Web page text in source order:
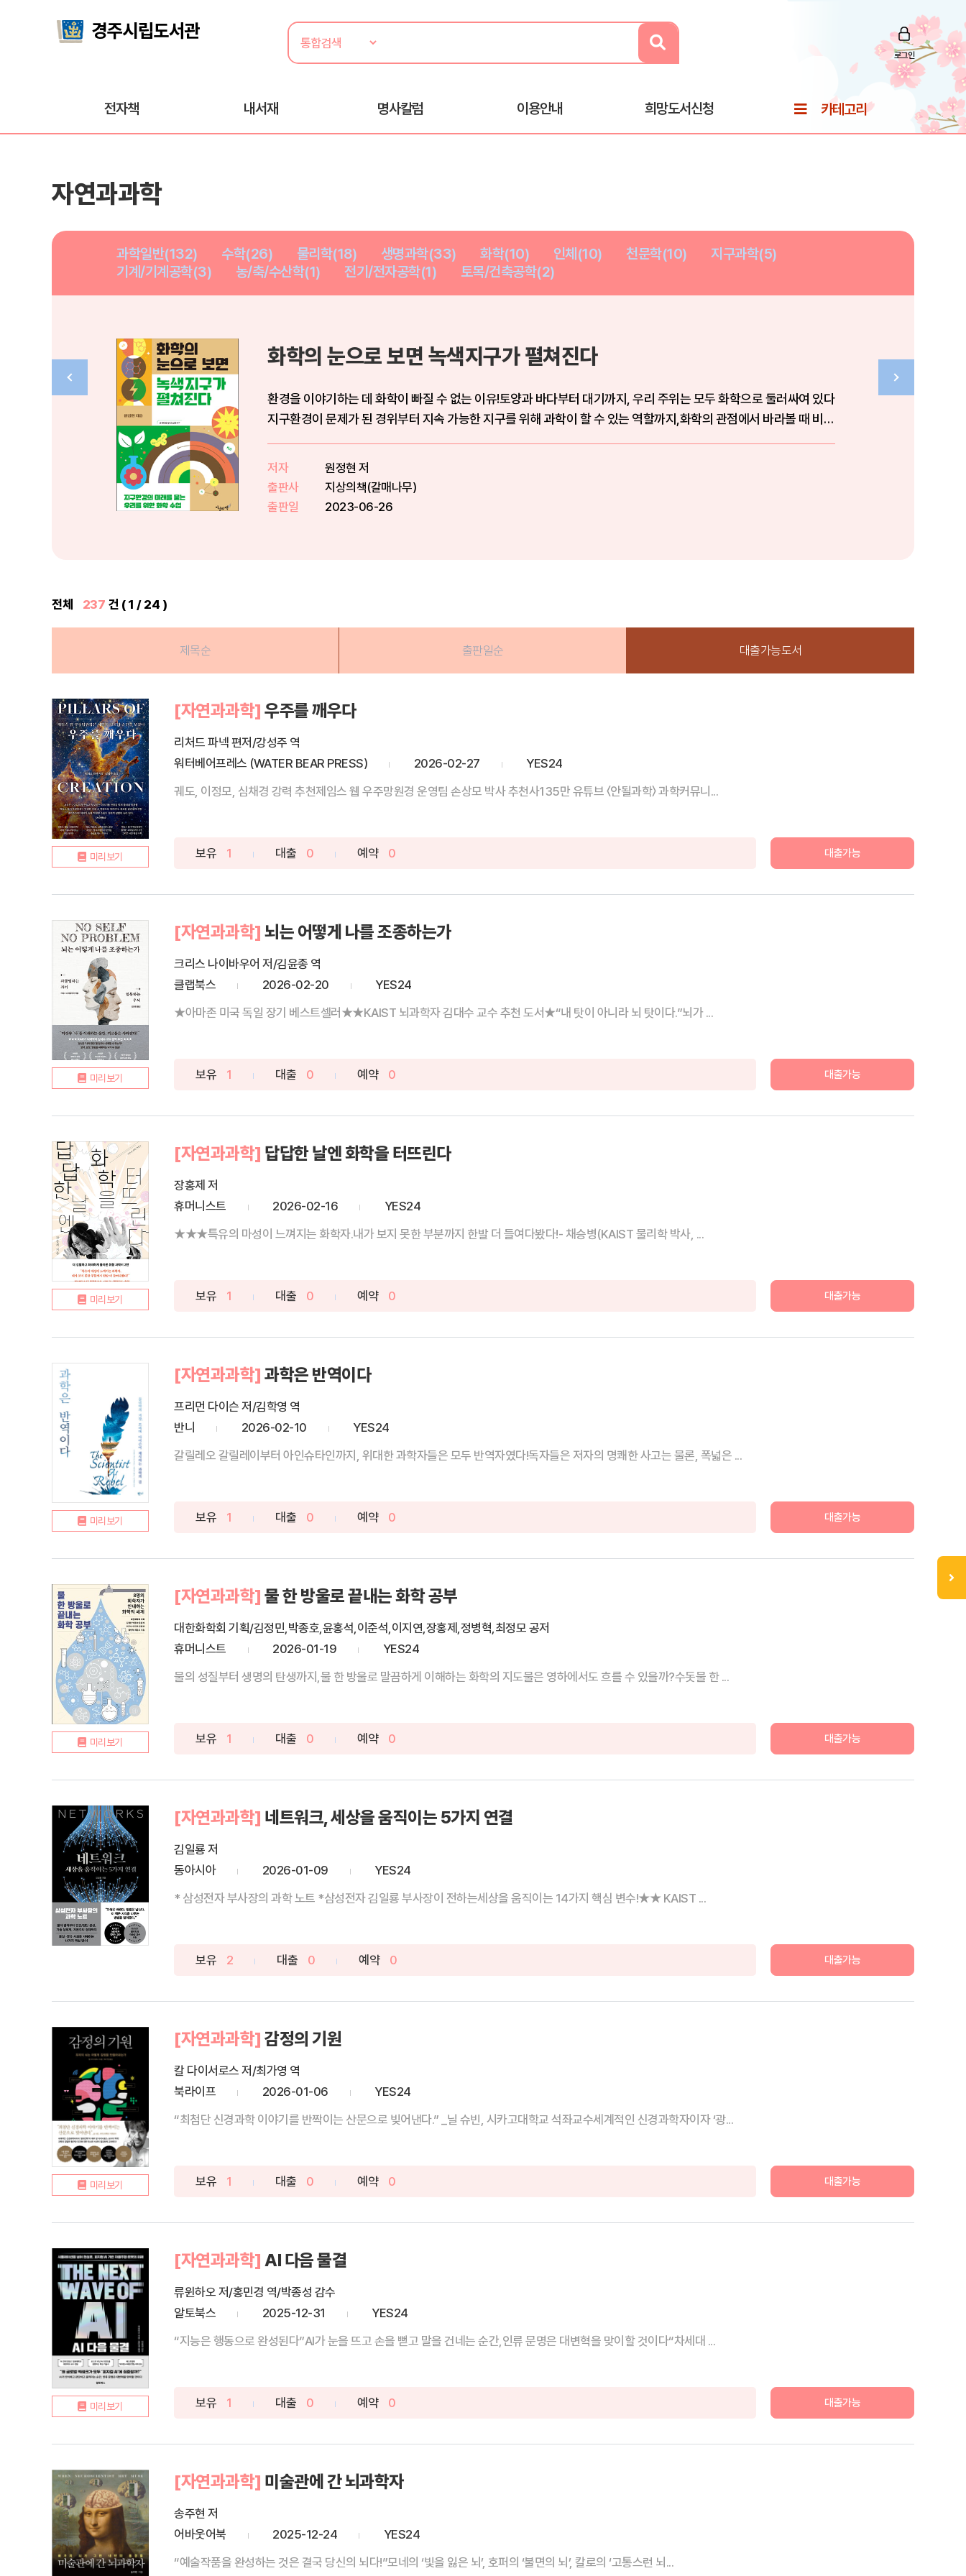
로그인
전자책 내서재 명사칼럼 이용안내 희망도서신청 카테고리
자연과과학
과학일반(132) 수학(26) 물리학(18) 생명과학(33) 화학(10) 인체(10) 천문학(10)
지구과학(5)
기계/기계공학(3)
농/축/수산학(1) 전기/전자공학(1) 토목/건축공학(2)
화학의 눈으로 보면 녹색지구가 펼쳐진다
환경을 이야기하는 데 화학이 빠질 수 없는 이유!토양과 바다부터 대기까지, 우리 주위는 모두 화학으로 둘러싸여 있다
지구환경이 문제가 된 경위부터 지속 가능한 지구를 위해 과학이 할 수 있는 역할까지,화학의 관점에서 바라볼 때 비로
저자
원정현 저
출판사
지상의책(갈매나무)
출판일
2023-06-26
전체 237 건 ( 1 / 24 )
제목순 출판일순 대출가능도서
미리보기
[자연과과학] 우주를 깨우다
리처드 파넥 편저/강성주 역
워터베어프레스 (WATER BEAR PRESS)
2026-02-27
YES24
궤도, 이정모, 심채경 강력 추천제임스 웹 우주망원경 운영팀 손상모 박사 추천사135만 유튜브 〈안될과학〉 과학커뮤니...
보유 1 대출 0 예약 0 대출가능
미리보기
[자연과과학] 뇌는 어떻게 나를 조종하는가
크리스 나이바우어 저/김윤종 역
클랩북스
2026-02-20
YES24
★아마존 미국 독일 장기 베스트셀러★★KAIST 뇌과학자 김대수 교수 추천 도서★“내 탓이 아니라 뇌 탓이다.”뇌가 ...
보유 1 대출 0 예약 0 대출가능
미리보기
[자연과과학] 답답한 날엔 화학을 터뜨린다
장홍제 저
휴머니스트
2026-02-16
YES24
★★★특유의 마성이 느껴지는 화학자.내가 보지 못한 부분까지 한발 더 들여다봤다!- 채승병(KAIST 물리학 박사, ...
보유 1 대출 0 예약 0 대출가능
미리보기
[자연과과학] 과학은 반역이다
프리먼 다이슨 저/김학영 역
반니
2026-02-10
YES24
갈릴레오 갈릴레이부터 아인슈타인까지, 위대한 과학자들은 모두 반역자였다!독자들은 저자의 명쾌한 사고는 물론, 폭넓은 ...
보유 1 대출 0 예약 0 대출가능
미리보기
[자연과과학] 물 한 방울로 끝내는 화학 공부
대한화학회 기획/김정민,박종호,윤홍석,이준석,이지연,장홍제,정병혁,최정모 공저
휴머니스트
2026-01-19
YES24
물의 성질부터 생명의 탄생까지,물 한 방울로 말끔하게 이해하는 화학의 지도물은 영하에서도 흐를 수 있을까?수돗물 한 ...
보유 1 대출 0 예약 0 대출가능
[자연과과학] 네트워크, 세상을 움직이는 5가지 연결
김일룡 저
동아시아
2026-01-09
YES24
* 삼성전자 부사장의 과학 노트 *삼성전자 김일룡 부사장이 전하는세상을 움직이는 14가지 핵심 변수!★★ KAIST ...
보유 2 대출 0 예약 0 대출가능
미리보기
[자연과과학] 감정의 기원
칼 다이서로스 저/최가영 역
북라이프
2026-01-06
YES24
“최첨단 신경과학 이야기를 반짝이는 산문으로 빚어낸다.” _닐 슈빈, 시카고대학교 석좌교수세계적인 신경과학자이자 ‘광...
보유 1 대출 0 예약 0 대출가능
미리보기
[자연과과학] AI 다음 물결
류윈하오 저/홍민경 역/박종성 감수
알토북스
2025-12-31
YES24
“지능은 행동으로 완성된다”AI가 눈을 뜨고 손을 뻗고 말을 건네는 순간,인류 문명은 대변혁을 맞이할 것이다“차세대 ...
보유 1 대출 0 예약 0 대출가능
[자연과과학] 미술관에 간 뇌과학자
송주현 저
어바웃어북
2025-12-24
YES24
“예술작품을 완성하는 것은 결국 당신의 뇌다!”모네의 ‘빛을 잃은 뇌’, 호퍼의 ‘불면의 뇌’, 칼로의 ‘고통스런 뇌...